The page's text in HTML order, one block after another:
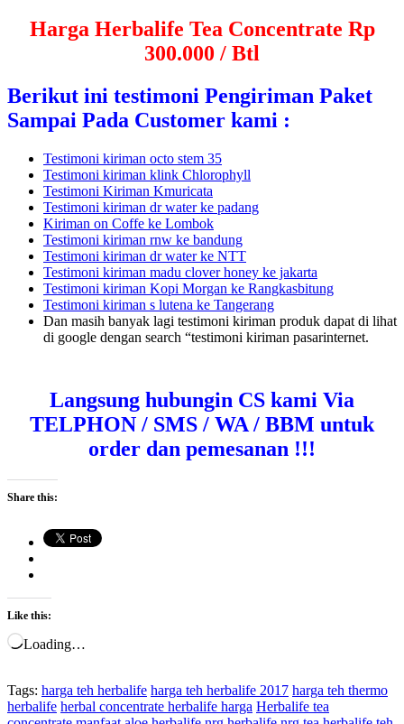
Harga Herbalife Tea Concentrate Rp
300.000 / Btl
Berikut ini testimoni Pengiriman Paket
Sampai Pada Customer kami :
Testimoni kiriman octo stem 35
Testimoni kiriman klink Chlorophyll
Testimoni Kiriman Kmuricata
Testimoni kiriman dr water ke padang
Kiriman on Coffe ke Lombok
Testimoni kiriman rnw ke bandung
Testimoni kiriman dr water ke NTT
Testimoni kiriman madu clover honey ke jakarta
Testimoni kiriman Kopi Morgan ke Rangkasbitung
Testimoni kiriman s lutena ke Tangerang
Dan masih banyak lagi testimoni kiriman produk dapat di lihat
di google dengan search “testimoni kiriman pasarinternet.
Langsung hubungin CS kami Via
TELPHON / SMS / WA / BBM untuk
order dan pemesanan !!!
Share this:
Like this:
Loading…
Tags: harga teh herbalife harga teh herbalife 2017 harga teh thermo
herbalife herbal concentrate herbalife harga Herbalife tea